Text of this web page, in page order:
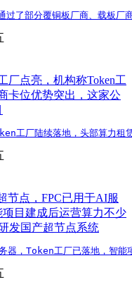
了部分覆铜板厂商、载板厂
厂点亮，机构称Token工
卡位优势突出，这家公
工厂陆续落地，头部算力
节点，FPC已用于AI服
目建成后运营算力不少
发国产超节点系统
器，Token工厂已落地，智